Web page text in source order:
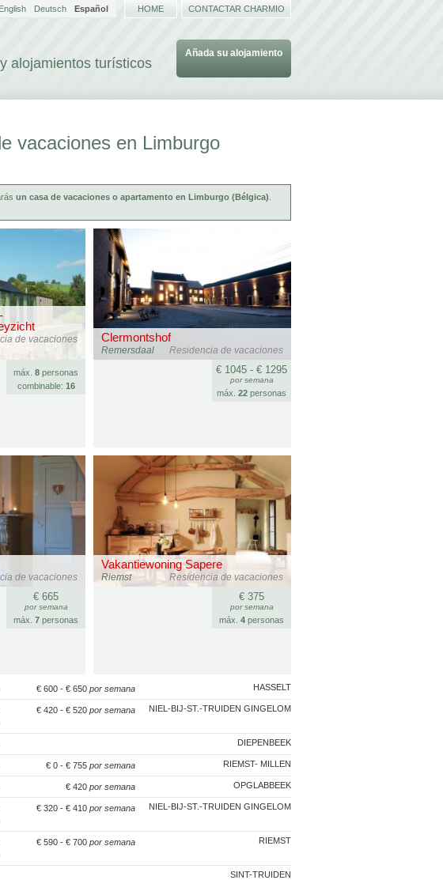
alojamientos turísticos
Añada su alojamiento
English Deutsch Español HOME CONTACTAR CHARMIO
vacaciones en Limburgo
un casa de vacaciones o apartamento en Limburgo (Bélgica)
de vacaciones
máx. 8 personas
combinable: 16
Clermontshof
Residencia de vacaciones
Remersdaal
€ 1045 - € 1295
por semana
máx. 22 personas
de vacaciones
€ 665
por semana
máx. 7 personas
Vakantiewoning Sapere
Residencia de vacaciones
Riemst
€ 375
por semana
máx. 4 personas
HASSELT
€ 600 - € 650 por semana
NIEL-BIJ-ST.-TRUIDEN GINGELOM
€ 420 - € 520 por semana
DIEPENBEEK
RIEMST- MILLEN
€ 0 - € 755 por semana
OPGLABBEEK
€ 420 por semana
NIEL-BIJ-ST.-TRUIDEN GINGELOM
€ 320 - € 410 por semana
RIEMST
€ 590 - € 700 por semana
SINT-TRUIDEN